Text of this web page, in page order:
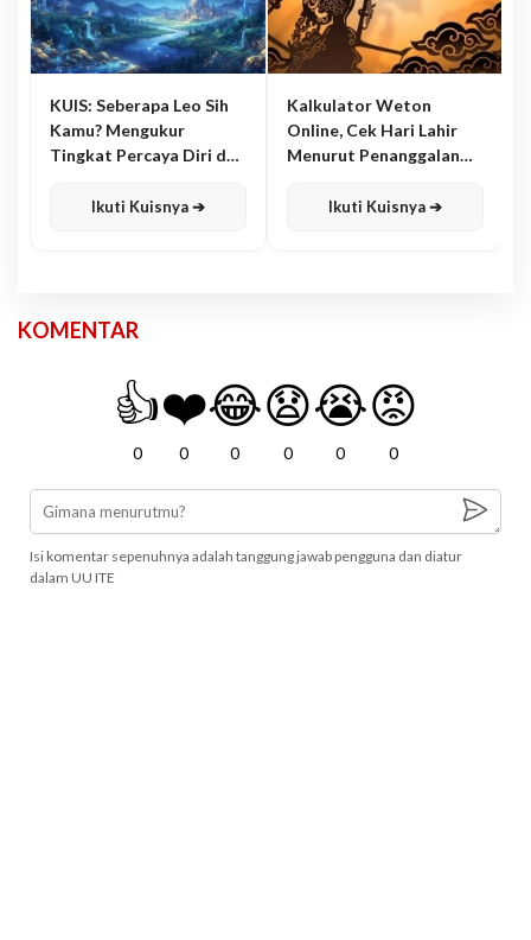
KUIS: Seberapa Leo Sih
Kamu? Mengukur
Tingkat Percaya Diri dan
Ikuti Kuisnya ➔
Kalkulator Weton
Online, Cek Hari Lahir
Menurut Penanggalan
Ikuti Kuisnya ➔
KOMENTAR
👍
0
❤️
0
😂
0
😧
0
😭
0
😡
0
Isi komentar sepenuhnya adalah tanggung jawab pengguna dan diatur
dalam UU ITE